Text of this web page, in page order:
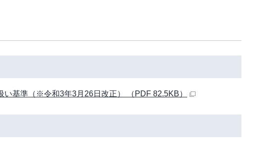
基準（※令和3年3月26日改正） （PDF 82.5KB）